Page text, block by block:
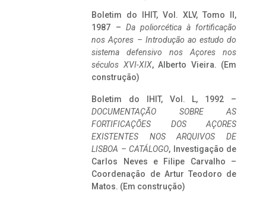
Boletim do IHIT, Vol. XLV, Tomo II,
1987 – Da poliorcética à fortificação
nos Açores – Introdução ao estudo do
sistema defensivo nos Açores nos
séculos XVI-XIX, Alberto Vieira. (Em
construção)
Boletim do IHIT, Vol. L, 1992 –
DOCUMENTAÇÃO SOBRE AS
FORTIFICAÇÕES DOS AÇORES
EXISTENTES NOS ARQUIVOS DE
LISBOA – CATÁLOGO, Investigação de
Carlos Neves e Filipe Carvalho –
Coordenação de Artur Teodoro de
Matos. (Em construção)